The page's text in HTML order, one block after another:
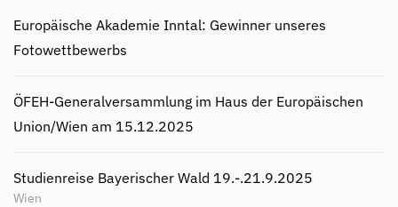
Europäische Akademie Inntal: Gewinner unseres
Fotowettbewerbs
ÖFEH-Generalversammlung im Haus der Europäischen
Union/Wien am 15.12.2025
Studienreise Bayerischer Wald 19.-.21.9.2025
Wien